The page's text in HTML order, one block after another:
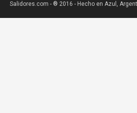
Salidores.com - ® 2016 - Hecho en Azul,